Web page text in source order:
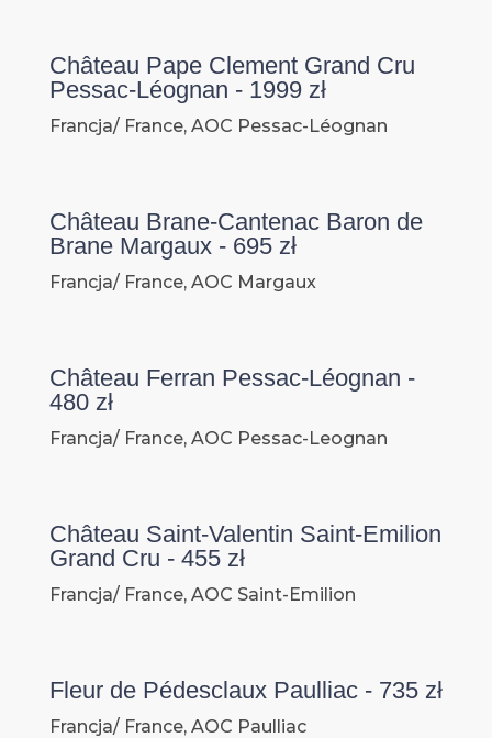
Château Pape Clement Grand Cru
Pessac-Léognan - 1999 zł
Francja/ France, AOC Pessac-Léognan
Château Brane-Cantenac Baron de
Brane Margaux - 695 zł
Francja/ France, AOC Margaux
Château Ferran Pessac-Léognan -
480 zł
Francja/ France, AOC Pessac-Leognan
Château Saint-Valentin Saint-Emilion
Grand Cru - 455 zł
Francja/ France, AOC Saint-Emilion
Fleur de Pédesclaux Paulliac - 735 zł
Francja/ France, AOC Paulliac